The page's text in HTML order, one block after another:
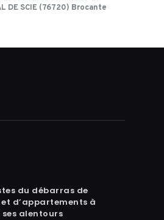
DE SCIE (76720) Brocante
du débarras de
d’appartements à
ses alentours